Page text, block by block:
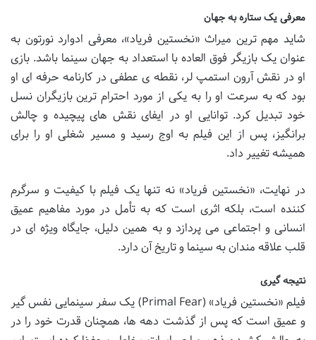
معرفی یک ستاره به جهان
شاید مهم ترین میراث «نخستین فریاد»، معرفی ادوارد نورتون به
عنوان یک بازیگر فوق العاده با استعداد به جهان سینما باشد. بازی
او در نقش آرون استمپ لر، نقطه ی عطفی در کارنامه حرفه ای او
بود که به سرعت او را به یکی از مورد احترام ترین بازیگران نسل
خود تبدیل کرد. توانایی او در ایفای نقش های پیچیده و چالش
برانگیز، پس از این فیلم به اوج رسید و مسیر شغلی او را برای
همیشه تغییر داد.
در نهایت، «نخستین فریاد» نه تنها یک فیلم با کیفیت و سرگرم
کننده است، بلکه اثری است که به تأمل در مورد مفاهیم عمیق
انسانی و اجتماعی می پردازد و به همین دلیل، جایگاه ویژه ای در
قلب علاقه مندان به سینما و تاریخ آن دارد.
نتیجه گیری
فیلم «نخستین فریاد» (Primal Fear) یک سفر سینمایی نفس گیر
و عمیق است که پس از گذشت دهه ها، همچنان قدرت خود را در